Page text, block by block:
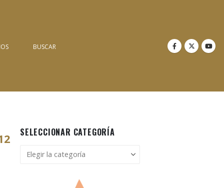
BUSCAR
SELECCIONAR CATEGORÍA
Seleccionar
categoría